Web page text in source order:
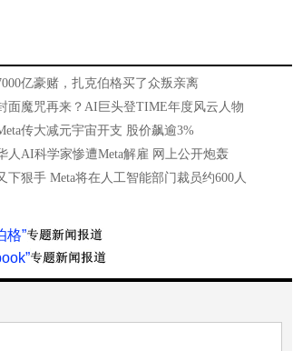
亿豪赌，扎克伯格买了众叛亲离
面魔咒再来？AI巨头登TIME年度风云人物
传大减元宇宙开支 股价飙逾3%
人AI科学家惨遭Meta解雇 网上公开炮轰
下狠手 Meta将在人工智能部门裁员约600人
格”